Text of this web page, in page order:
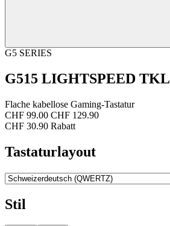
G5 SERIES
G515 LIGHTSPEED TKL
Flache kabellose Gaming-Tastatur
CHF 99.00 CHF 129.90
CHF 30.90 Rabatt
Tastaturlayout
Stil